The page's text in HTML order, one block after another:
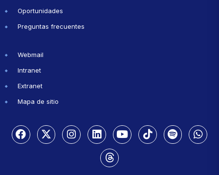
Oportunidades
Preguntas frecuentes
Webmail
Intranet
Extranet
Mapa de sitio